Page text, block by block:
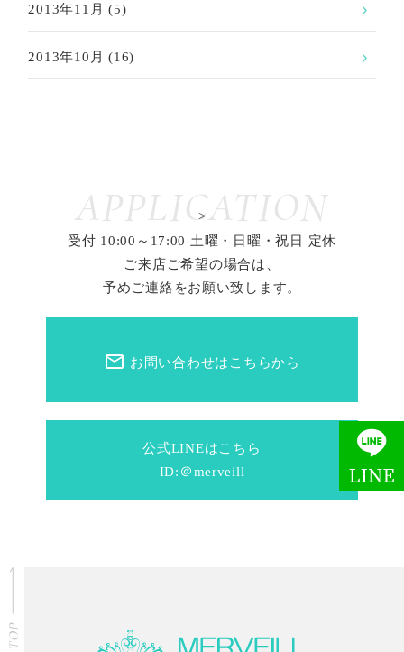
2013年11月 (5)
2013年10月 (16)
APPLICATION
公式LINEはこちら
ID:＠merveill
mail_outline お問い合わせはこちらから
>
受付 10:00～17:00 土曜・日曜・祝日 定休
ご来店ご希望の場合は、
予めご連絡をお願い致します。